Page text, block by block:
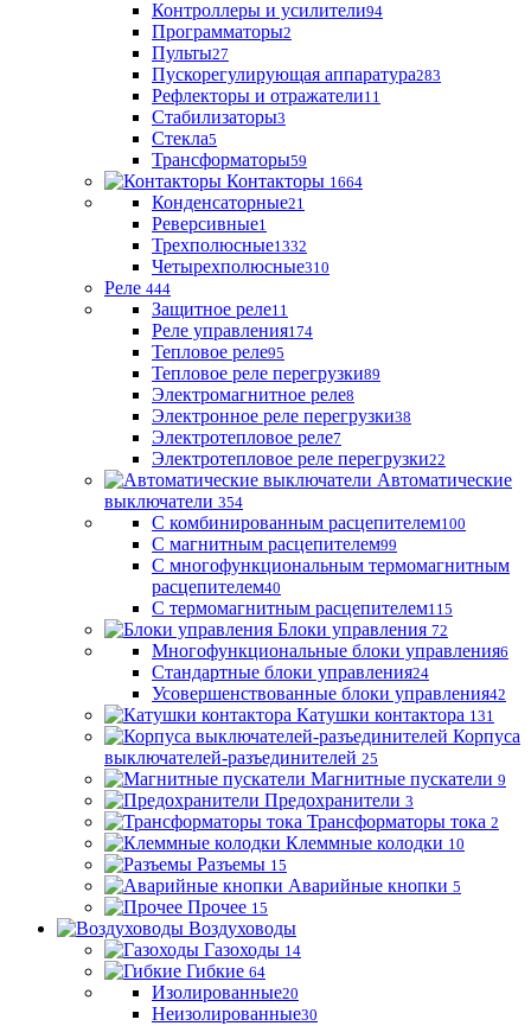
Контроллеры и усилители94
Программаторы2
Пульты27
Пускорегулирующая аппаратура283
Рефлекторы и отражатели11
Стабилизаторы3
Стекла5
Трансформаторы59
Контакторы 1664
Конденсаторные21
Реверсивные1
Трехполюсные1332
Четырехполюсные310
Реле 444
Защитное реле11
Реле управления174
Тепловое реле95
Тепловое реле перегрузки89
Электромагнитное реле8
Электронное реле перегрузки38
Электротепловое реле7
Электротепловое реле перегрузки22
Автоматические
выключатели 354
С комбинированным расцепителем100
С магнитным расцепителем99
С многофункциональным термомагнитным
расцепителем40
С термомагнитным расцепителем115
Блоки управления 72
Многофункциональные блоки управления6
Стандартные блоки управления24
Усовершенствованные блоки управления42
Катушки контактора 131
Корпуса
выключателей-разъединителей 25
Магнитные пускатели 9
Предохранители 3
Трансформаторы тока 2
Клеммные колодки 10
Разъемы 15
Аварийные кнопки 5
Прочее 15
Воздуховоды
Газоходы 14
Гибкие 64
Изолированные20
Неизолированные30